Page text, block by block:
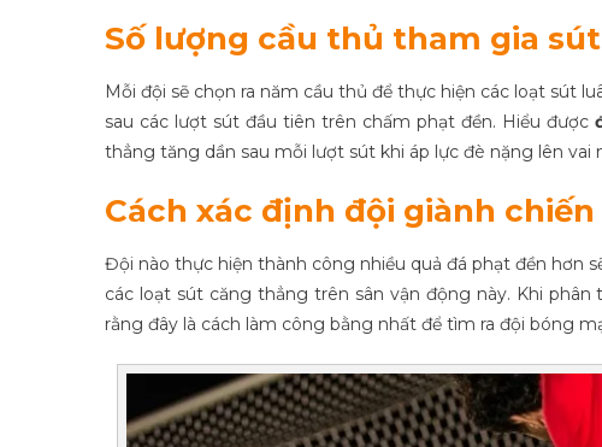
Số lượng cầu thủ tham gia
Mỗi đội sẽ chọn ra năm cầu thủ để thực hiện các loạt sút
sau các lượt sút đầu tiên trên chấm phạt đền. Hiểu được
thẳng tăng dần sau mỗi lượt sút khi áp lực đè nặng lên
Cách xác định đội giành
Đội nào thực hiện thành công nhiều quả đá phạt đền hơn
các loạt sút căng thẳng trên sân vận động này. Khi phân
rằng đây là cách làm công bằng nhất để tìm ra đội bóng